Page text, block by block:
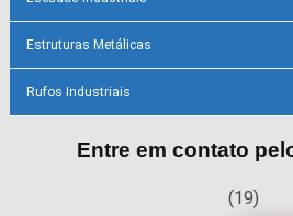
Estruturas Metálicas
Rufos Industriais
Entre em contato
(19)